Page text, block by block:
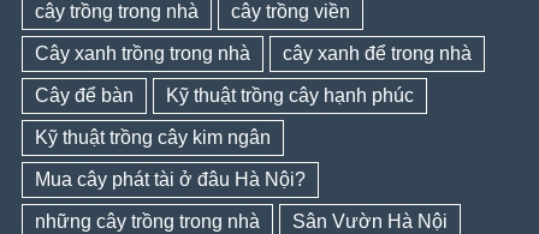
cây trồng trong nhà cây trồng viền
Cây xanh trồng trong nhà cây xanh để trong nhà
Cây để bàn Kỹ thuật trồng cây hạnh phúc
Kỹ thuật trồng cây kim ngân
Mua cây phát tài ở đâu Hà Nội?
những cây trồng trong nhà Sân Vườn Hà Nội